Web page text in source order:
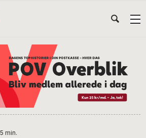
5 min.